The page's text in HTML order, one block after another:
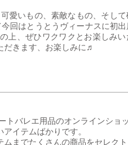
愛いもの、素敵なもの、そし
回はとうとうヴィーナスに初出
上、ぜひワクワクとお楽しみい
だきます、お楽しみに♬
トバレエ用品のオンラインショ
イテムばかりです。